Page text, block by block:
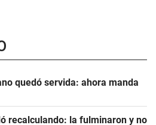
quedó servida: ahora manda
recalculando: la fulminaron y no